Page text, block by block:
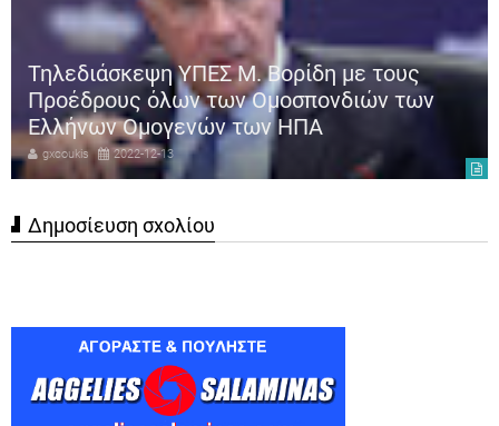
Τηλεδιάσκεψη ΥΠΕΣ Μ. Βορίδη με τους
Προέδρους όλων των Ομοσπονδιών των
Ελλήνων Ομογενών των ΗΠΑ
gxcoukis 2022-12-13
Δημοσίευση σχολίου